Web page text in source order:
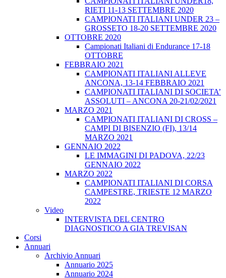
RIETI 11-13 SETTEMBRE 2020
CAMPIONATI ITALIANI UNDER 23 –
GROSSETO 18-20 SETTEMBRE 2020
OTTOBRE 2020
Campionati Italiani di Endurance 17-18
OTTOBRE
FEBBRAIO 2021
CAMPIONATI ITALIANI ALLEVE
ANCONA, 13-14 FEBBRAIO 2021
CAMPIONATI ITALIANI DI SOCIETA’
ASSOLUTI – ANCONA 20-21/02/2021
MARZO 2021
CAMPIONATI ITALIANI DI CROSS –
CAMPI DI BISENZIO (FI), 13/14
MARZO 2021
GENNAIO 2022
LE IMMAGINI DI PADOVA, 22/23
GENNAIO 2022
MARZO 2022
CAMPIONATI ITALIANI DI CORSA
CAMPESTRE, TRIESTE 12 MARZO
2022
Video
INTERVISTA DEL CENTRO
DIAGNOSTICO A GIA TREVISAN
Corsi
Annuari
Archivio Annuari
Annuario 2025
Annuario 2024